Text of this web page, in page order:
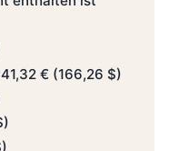
€ (166,26 $)